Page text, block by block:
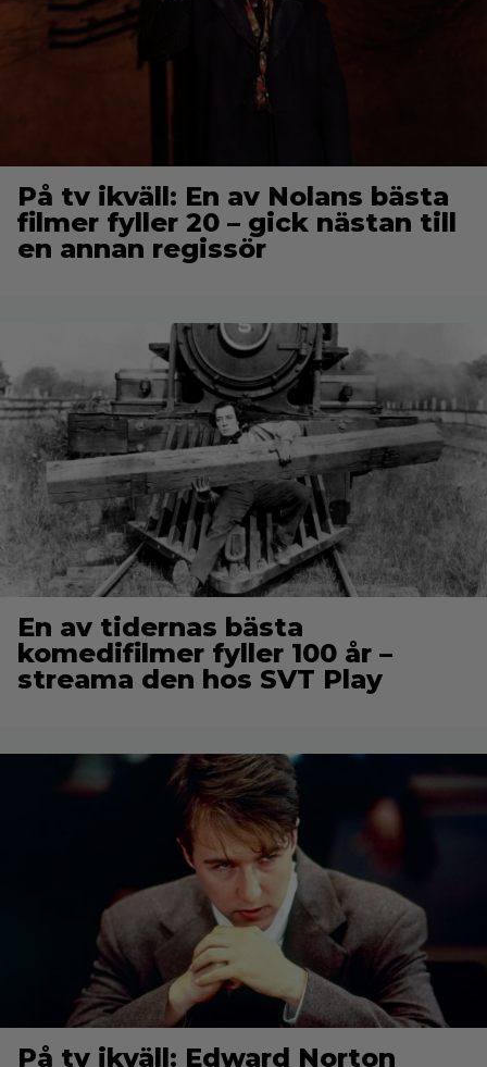
På tv ikväll: En av Nolans bästa
filmer fyller 20 – gick nästan till
en annan regissör
En av tidernas bästa
komedifilmer fyller 100 år –
streama den hos SVT Play
På tv ikväll: Edward Norton